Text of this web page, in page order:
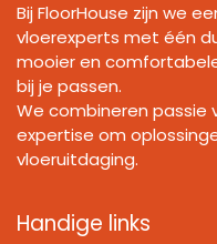
Bij FloorHouse zijn we
vloerexperts met één
mooier en
bij je passen.
We combineren passie
expertise om
vloeruitdaging.
Handige links